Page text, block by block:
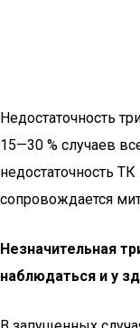
Недостаточность
15—30 % случаев
недостаточность
сопровождается
Незначительная
наблюдаться и у